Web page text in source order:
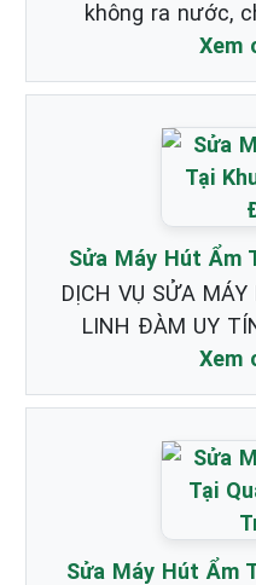
không ra nước,
Xem
Sửa Máy Hút Ẩm
DỊCH VỤ SỬA
LINH ĐÀM UY
Xem
Sửa Máy Hút Ẩm